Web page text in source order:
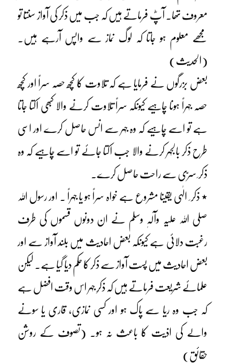
معروف تھا۔ آپؓ فرماتے ہیں کہ جب میں ذکر کی آواز سنتا تو
مجھے معلوم ہو جاتا کہ لوگ نماز سے واپس آرہے ہیں۔
(الحدیث)
بعض بزرگوں نے فرمایا ہے کہ تلاوت کا کچھ حصہ سراً اور کچھ
حصہ جہراً ہونا چاہیے کیونکہ سراً تلاوت کرنے والا کبھی اکتا جاتا
ہے تو اسے چاہیے کہ وہ جہر سے انس حاصل کرے اور اسی
طرح ذکر بالجہر کرنے والا جب اکتا جائے تو اسے چاہیے کہ وہ
ذکر ِ سرّی سے راحت حاصل کرے۔
٭ ذکر ِ الٰہی یقینا مشروع ہے خواہ سراً ہو یا جہراً ۔ اور رسول اللہ
صلی اللہ علیہ وآلہٖ وسلم نے ان دونوں قسموں کی طرف
رغبت دلائی ہے کیونکہ بعض احادیث میں بلند آواز سے اور
بعض احادیث میں پست آواز سے ذکر کا حکم دیا گیا ہے۔ لیکن
علمائے شریعت فرماتے ہیں کہ ذکرِ جہر اس وقت افضل ہے
کہ جب وہ ریا سے پاک ہو اور کسی نمازی، قاری یا سونے
والے کی اذیت کا باعث نہ ہو۔ (تصوف کے روشن
حقائق)